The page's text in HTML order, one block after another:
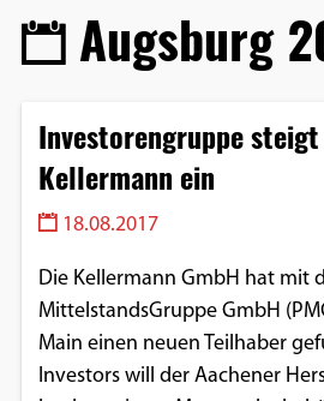
Augsburg
Investorengruppe
Kellermann ein
18.08.2017
Die Kellermann GmbH hat mit
MittelstandsGruppe GmbH
Main einen neuen Teilhaber
Investors will der Aachener